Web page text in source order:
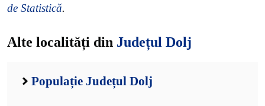
de Statistică.
Alte localități din Județul Dolj
Populație Județul Dolj